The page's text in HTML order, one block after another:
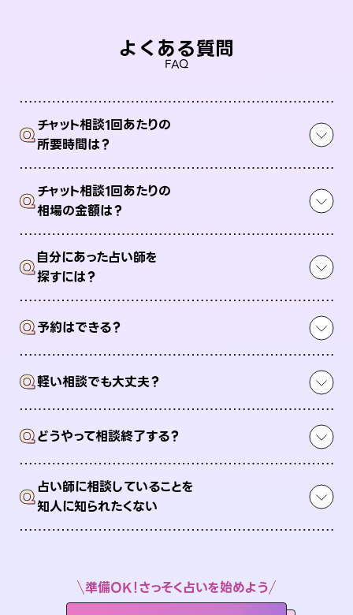
よくある質問
FAQ
Qチャット相談1回あたりの
所要時間は？
Qチャット相談1回あたりの
相場の金額は？
Q自分にあった占い師を
探すには？
Q予約はできる？
Q軽い相談でも大丈夫？
Qどうやって相談終了する？
Q占い師に相談していることを
知人に知られたくない
準備OK！さっそく占いを始めよう